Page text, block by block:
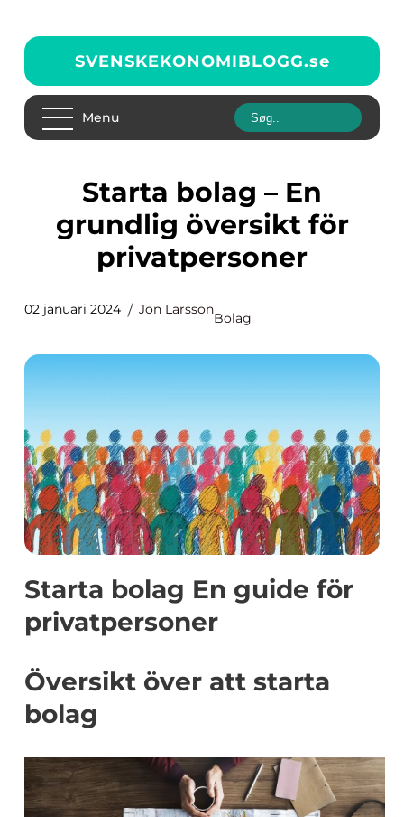
SVENSKEKONOMIBLOGG.se
Menu
Starta bolag – En
grundlig översikt för
privatpersoner
02 januari 2024 Jon Larsson
Bolag
Starta bolag En guide för
privatpersoner
Översikt över att starta
bolag